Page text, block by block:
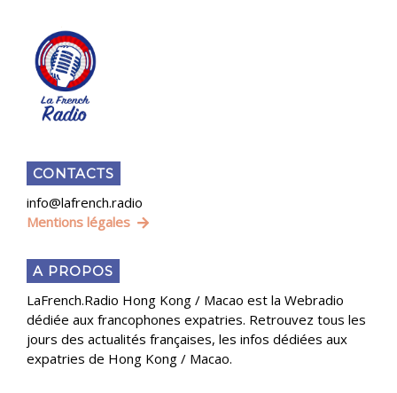
CONTACTS
info@lafrench.radio
Mentions légales
A PROPOS
LaFrench.Radio Hong Kong / Macao est la Webradio
dédiée aux francophones expatries. Retrouvez tous les
jours des actualités françaises, les infos dédiées aux
expatries de Hong Kong / Macao.